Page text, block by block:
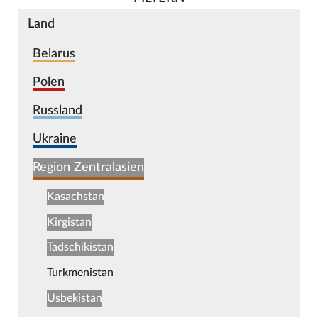
Land
Belarus
Polen
Russland
Ukraine
Region Zentralasien
Kasachstan
Kirgistan
Tadschikistan
Turkmenistan
Usbekistan